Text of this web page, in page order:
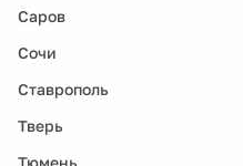
Саров
Сочи
Ставрополь
Тверь
Тюмень